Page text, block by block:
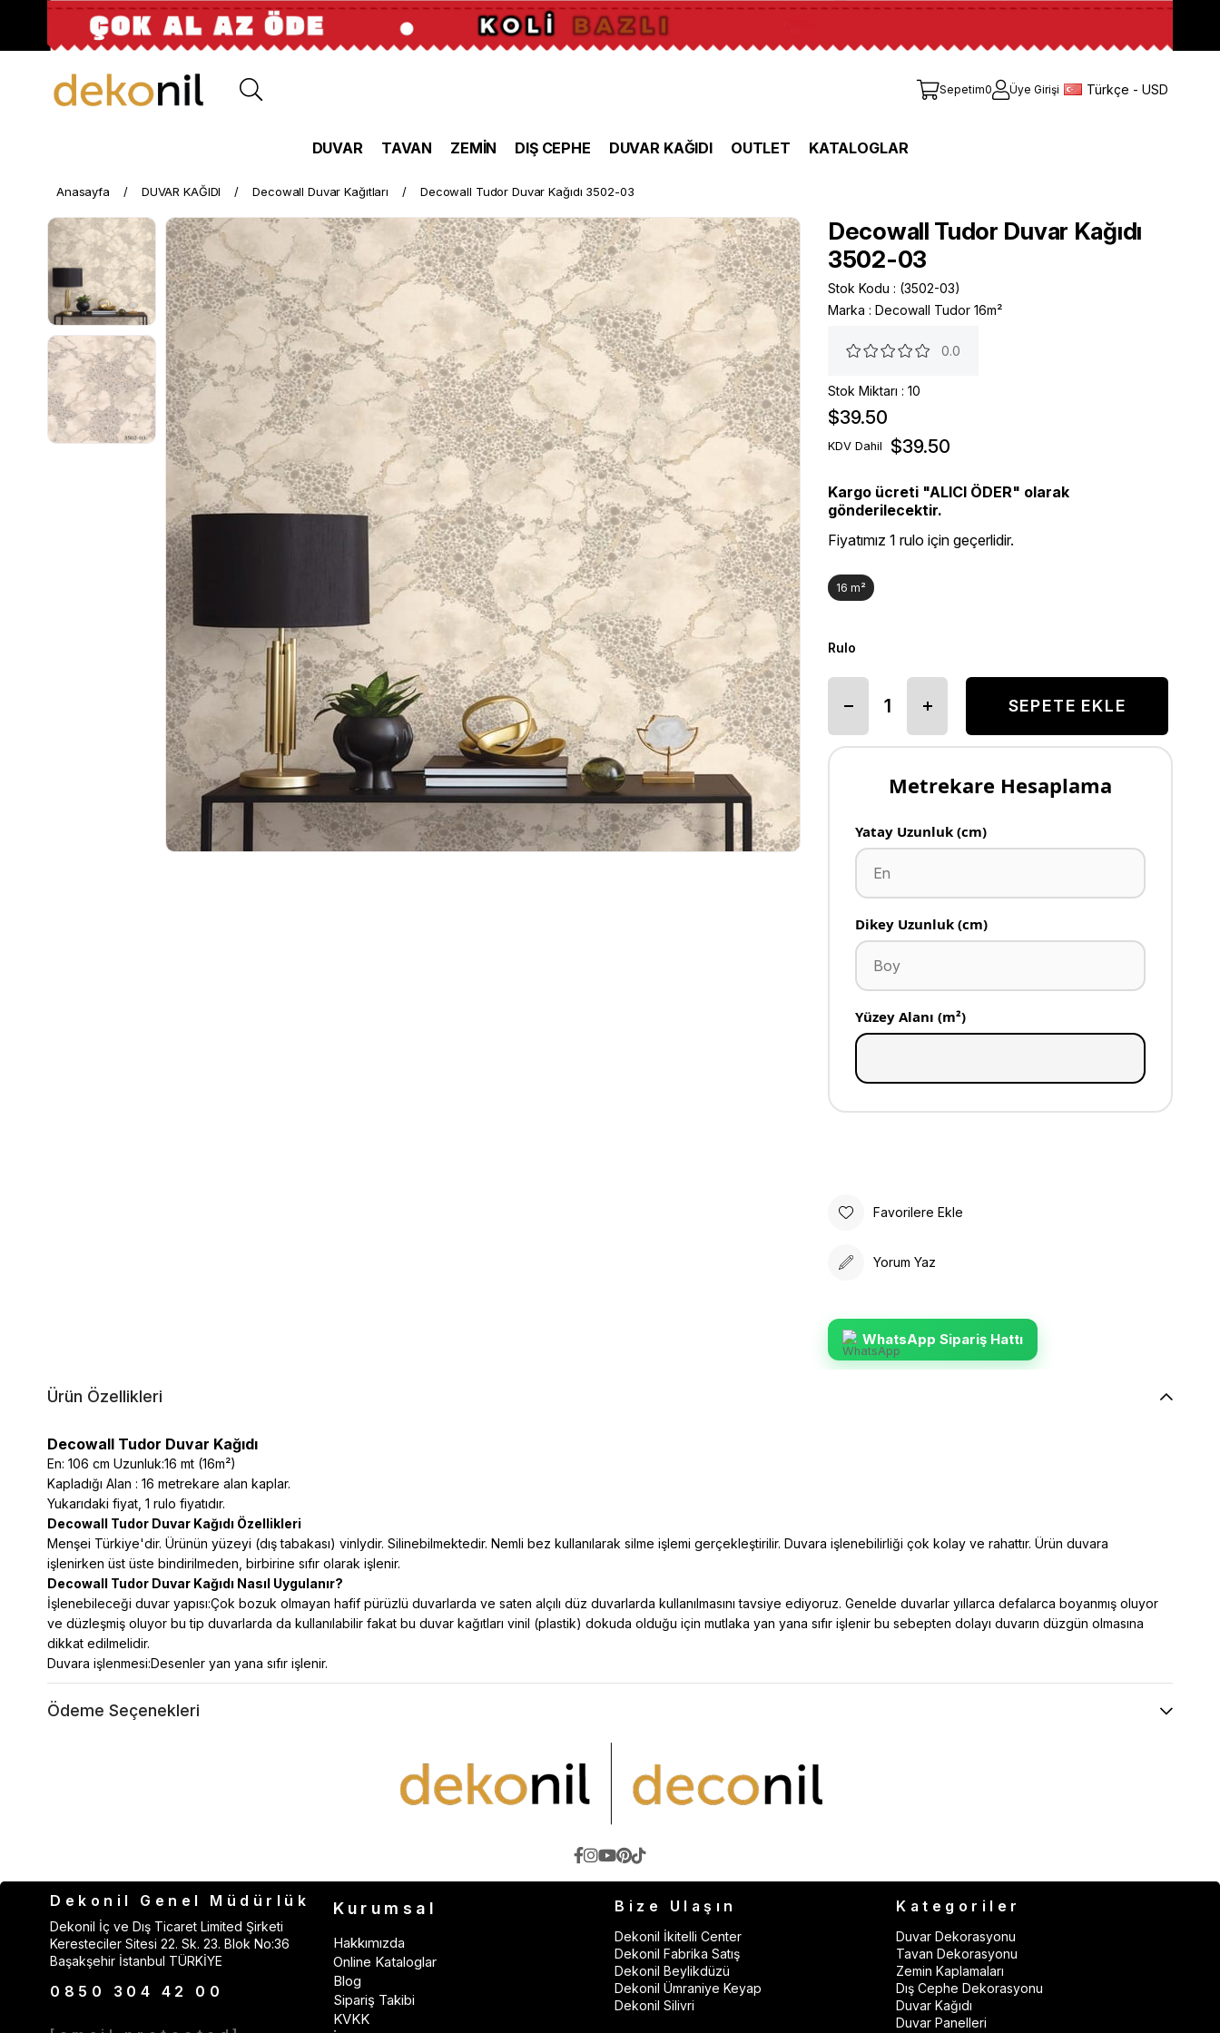
Sepetim0 Üye Girişi Türkçe - USD
DUVAR TAVAN ZEMİN DIŞ CEPHE DUVAR KAĞIDI OUTLET KATALOGLAR
Anasayfa DUVAR KAĞIDI Decowall Duvar Kağıtları Decowall Tudor Duvar Kağıdı 3502-03
Decowall Tudor Duvar Kağıdı
3502-03
Stok Kodu
(3502-03)
Marka : Decowall Tudor 16m²
0.0
Stok Miktarı : 10
$39.50
KDV Dahil $39.50
Kargo ücreti "ALICI ÖDER" olarak
gönderilecektir.
Fiyatımız 1 rulo için geçerlidir.
16 m²
Rulo
Metrekare Hesaplama
Yatay Uzunluk (cm)
Dikey Uzunluk (cm)
Yüzey Alanı (m²)
Favorilere Ekle
Yorum Yaz
WhatsApp Sipariş Hattı
Ürün Özellikleri
Decowall Tudor Duvar Kağıdı
En: 106 cm Uzunluk:16 mt (16m²)
Kapladığı Alan : 16 metrekare alan kaplar.
Yukarıdaki fiyat, 1 rulo fiyatıdır.
Decowall Tudor Duvar Kağıdı Özellikleri
Menşei Türkiye'dir. Ürünün yüzeyi (dış tabakası) vinlydir. Silinebilmektedir. Nemli bez kullanılarak silme işlemi gerçekleştirilir. Duvara işlenebilirliği çok kolay ve rahattır. Ürün duvara
işlenirken üst üste bindirilmeden, birbirine sıfır olarak işlenir.
Decowall Tudor Duvar Kağıdı Nasıl Uygulanır?
İşlenebileceği duvar yapısı:Çok bozuk olmayan hafif pürüzlü duvarlarda ve saten alçılı düz duvarlarda kullanılmasını tavsiye ediyoruz. Genelde duvarlar yıllarca defalarca boyanmış oluyor
ve düzleşmiş oluyor bu tip duvarlarda da kullanılabilir fakat bu duvar kağıtları vinil (plastik) dokuda olduğu için mutlaka yan yana sıfır işlenir bu sebepten dolayı duvarın düzgün olmasına
dikkat edilmelidir.
Duvara işlenmesi:Desenler yan yana sıfır işlenir.
Ödeme Seçenekleri
Dekonil Genel Müdürlük
Dekonil İç ve Dış Ticaret Limited Şirketi
Keresteciler Sitesi 22. Sk. 23. Blok No:36
Başakşehir İstanbul TÜRKİYE
0850 304 42 00
Kurumsal
Hakkımızda
Online Kataloglar
Blog
Sipariş Takibi
KVKK
Bize Ulaşın
Dekonil İkitelli Center
Dekonil Fabrika Satış
Dekonil Beylikdüzü
Dekonil Ümraniye Keyap
Dekonil Silivri
Kategoriler
Duvar Dekorasyonu
Tavan Dekorasyonu
Zemin Kaplamaları
Dış Cephe Dekorasyonu
Duvar Kağıdı
Duvar Panelleri